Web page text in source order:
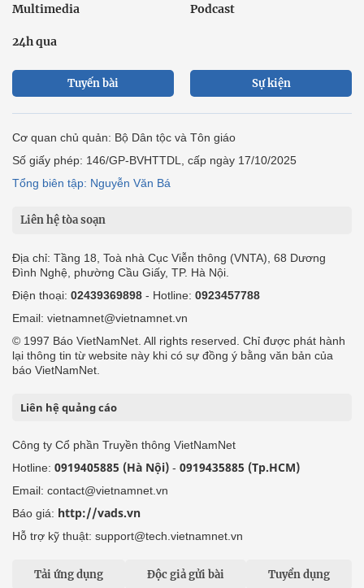
Multimedia Podcast
24h qua
Tuyến bài Sự kiện
Cơ quan chủ quản: Bộ Dân tộc và Tôn giáo
Số giấy phép: 146/GP-BVHTTDL, cấp ngày 17/10/2025
Tổng biên tập: Nguyễn Văn Bá
Liên hệ tòa soạn
Địa chỉ: Tầng 18, Toà nhà Cục Viễn thông (VNTA), 68 Dương
Đình Nghệ, phường Cầu Giấy, TP. Hà Nội.
Điện thoại: 02439369898 - Hotline: 0923457788
Email: vietnamnet@vietnamnet.vn
© 1997 Báo VietNamNet. All rights reserved. Chỉ được phát hành
lại thông tin từ website này khi có sự đồng ý bằng văn bản của
báo VietNamNet.
Liên hệ quảng cáo
Công ty Cổ phần Truyền thông VietNamNet
Hotline: 0919405885 (Hà Nội) - 0919435885 (Tp.HCM)
Email: contact@vietnamnet.vn
Báo giá: http://vads.vn
Hỗ trợ kỹ thuật: support@tech.vietnamnet.vn
Tải ứng dụng Độc giả gửi bài Tuyển dụng